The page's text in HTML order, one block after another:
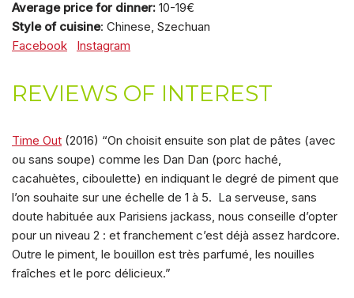
Average price for dinner: 10-19€
Style of cuisine: Chinese, Szechuan
Facebook
Instagram
REVIEWS OF INTEREST
Time Out (2016) “On choisit ensuite son plat de pâtes (avec
ou sans soupe) comme les Dan Dan (porc haché,
cacahuètes, ciboulette) en indiquant le degré de piment que
l’on souhaite sur une échelle de 1 à 5. La serveuse, sans
doute habituée aux Parisiens jackass, nous conseille d’opter
pour un niveau 2 : et franchement c’est déjà assez hardcore.
Outre le piment, le bouillon est très parfumé, les nouilles
fraîches et le porc délicieux.”